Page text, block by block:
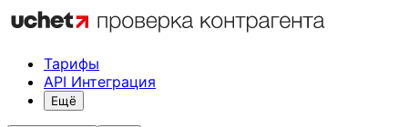
Тарифы
API Интеграция
Ещё